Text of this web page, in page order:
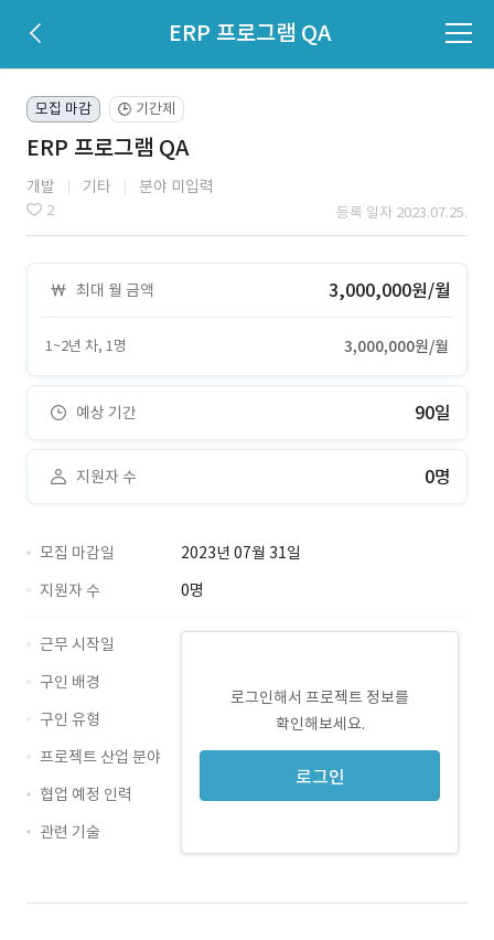
ERP 프로그램 QA
모집 마감 🕒 기간제
ERP 프로그램 QA
개발 기타 분야 미입력
2 등록 일자 2023.07.25.
최대 월 금액 3,000,000원/월
1~2년 차, 1명 3,000,000원/월
예상 기간 90일
지원자 수 0명
모집 마감일
2023년 07월 31일
지원자 수
0명
로그인해서 프로젝트 정보를
확인해보세요.
로그인
근무 시작일
구인 배경
구인 유형
프로젝트 산업 분야
협업 예정 인력
관련 기술